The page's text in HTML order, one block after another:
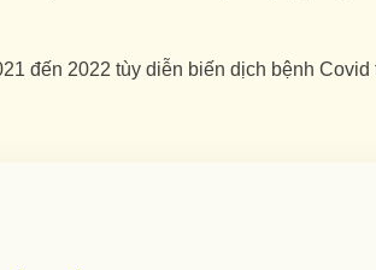
đến 2022 tùy diễn biến dịch bệnh